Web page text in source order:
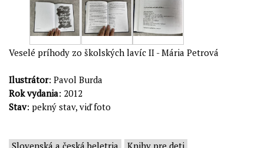
Veselé príhody zo školských lavíc II - Mária Petrová
Ilustrátor: Pavol Burda
Rok vydania: 2012
Stav: pekný stav, viď foto
Slovenská a česká beletria Knihy pre deti